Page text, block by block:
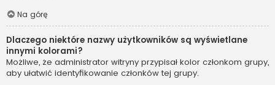
Na górę
Dlaczego niektóre nazwy użytkowników są wyświetlane
innymi kolorami?
Możliwe, że administrator witryny przypisał kolor członkom grupy,
aby ułatwić identyfikowanie członków tej grupy.